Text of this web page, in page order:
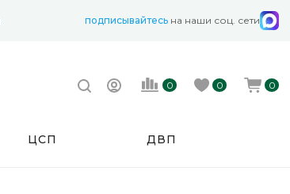
подписывайтесь на наши соц. сети
0 0 0
ЦСП ДВП